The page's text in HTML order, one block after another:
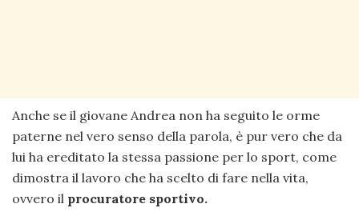
Anche se il giovane Andrea non ha seguito le orme
paterne nel vero senso della parola, è pur vero che da
lui ha ereditato la stessa passione per lo sport, come
dimostra il lavoro che ha scelto di fare nella vita,
ovvero il procuratore sportivo.